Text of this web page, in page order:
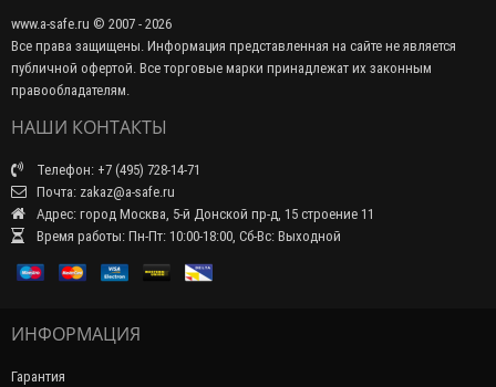
www.a-safe.ru © 2007 - 2026
Все права защищены. Информация представленная на сайте не является
публичной офертой. Все торговые марки принадлежат их законным
правообладателям.
НАШИ КОНТАКТЫ
Телефон: +7 (495) 728-14-71
Почта: zakaz@a-safe.ru
Адрес: город Москва, 5-й Донской пр-д, 15 строение 11
Время работы: Пн-Пт: 10:00-18:00, Сб-Вс: Выходной
ИНФОРМАЦИЯ
Гарантия